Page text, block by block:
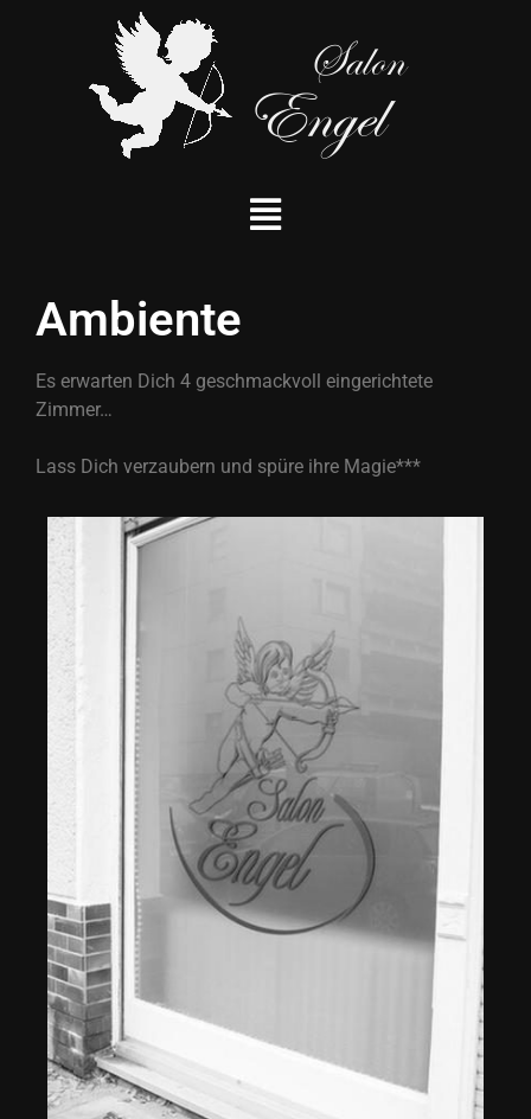
Ambiente
Es erwarten Dich 4 geschmackvoll eingerichtete
Zimmer…
Lass Dich verzaubern und spüre ihre Magie***